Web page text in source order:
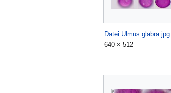
Datei:Ulmus glabra.jpg
640 × 512